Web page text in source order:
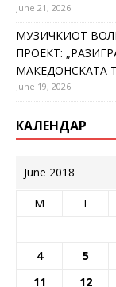
June 21, 2026
МУЗИЧКИОТ
ПРОЕКТ:
МАКЕДОНСКАТА
June 19, 2026
КАЛЕНДАР
June 2018
M T
4
5
11
12